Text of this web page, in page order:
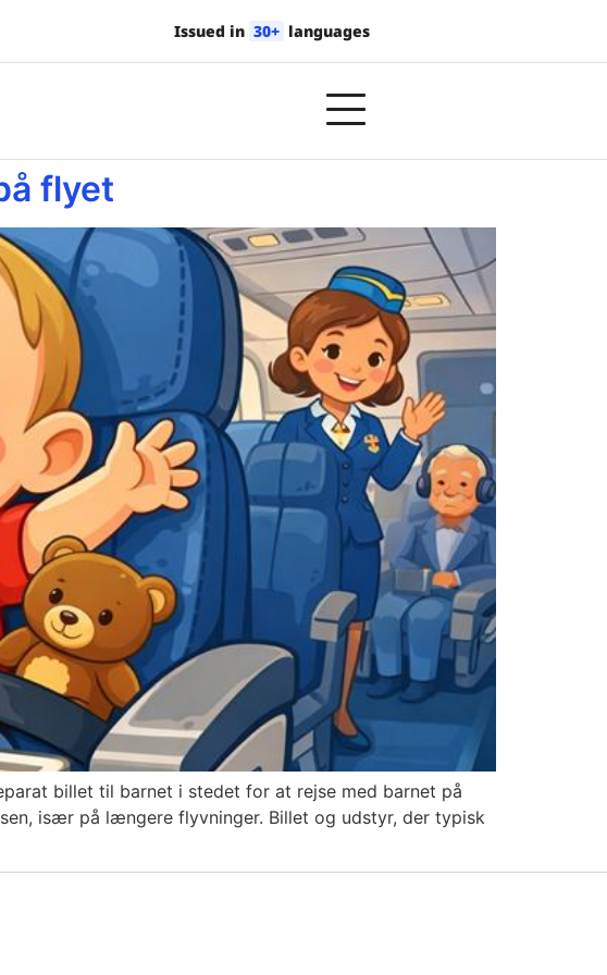
Issued in 30+ languages
flyet
billet til barnet i stedet for at rejse med barnet på
især på længere flyvninger. Billet og udstyr, der typisk